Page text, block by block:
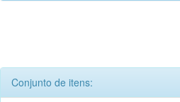
Conjunto de itens: